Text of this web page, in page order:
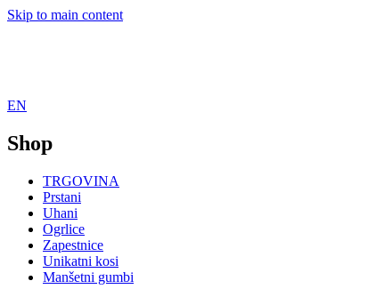
Skip to main content
EN
Shop
TRGOVINA
Prstani
Uhani
Ogrlice
Zapestnice
Unikatni kosi
Manšetni gumbi